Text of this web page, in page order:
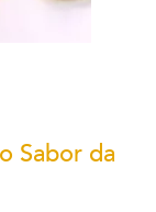
Sabor da